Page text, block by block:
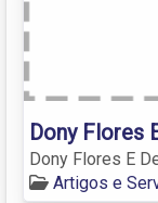
Dony Flores
Dony Flores E
Artigos e